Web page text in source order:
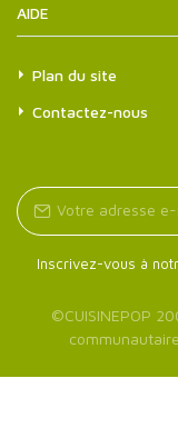
AIDE
Plan du site
Contactez-nous
Inscrivez-vous à
©CUISINEPOP